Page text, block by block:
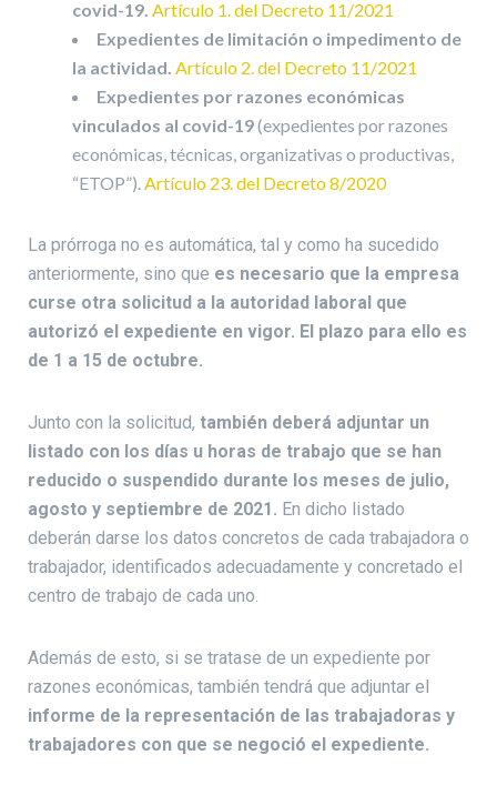
covid-19. Artículo 1. del Decreto 11/2021
Expedientes de limitación o impedimento de
la actividad. Artículo 2. del Decreto 11/2021
Expedientes por razones económicas
vinculados al covid-19(expedientes por razones
económicas, técnicas, organizativas o productivas,
“ETOP”).Artículo 23. del Decreto 8/2020
La prórroga no es automática, tal y como ha sucedido
anteriormente, sino que es necesario que la empresa
curse otra solicitud a la autoridad laboral que
autorizó el expediente en vigor. El plazo para ello es
de 1 a 15 de octubre.
Junto con la solicitud, también deberá adjuntar un
listado con los días u horas de trabajo que se han
reducido o suspendido durante los meses de julio,
agosto y septiembre de 2021. En dicho listado
deberán darse los datos concretos de cada trabajadora o
trabajador, identificados adecuadamente y concretado el
centro de trabajo de cada uno.
Además de esto, si se tratase de un expediente por
razones económicas, también tendrá que adjuntar el
informe de la representación de las trabajadoras y
trabajadores con que se negoció el expediente.